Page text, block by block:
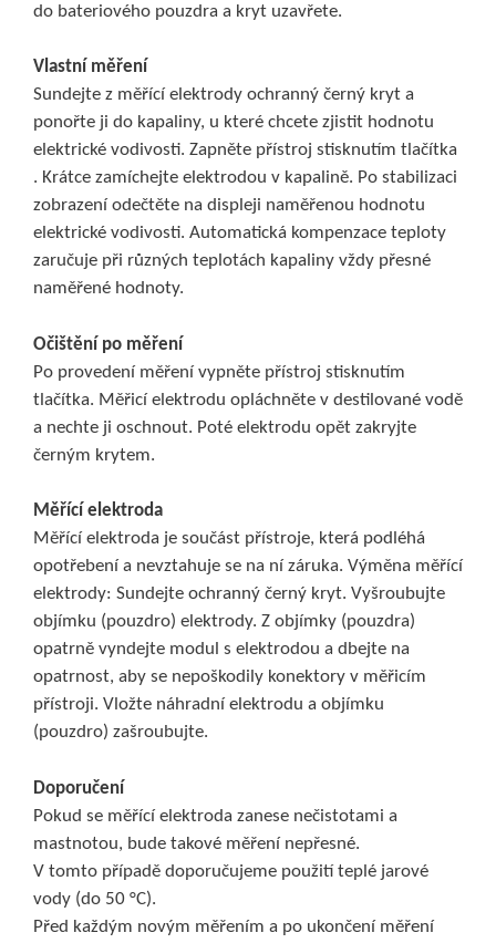
do bateriového pouzdra a kryt uzavřete.
Vlastní měření
Sundejte z měřící elektrody ochranný černý kryt a
ponořte ji do kapaliny, u které chcete zjistit hodnotu
elektrické vodivosti. Zapněte přístroj stisknutím tlačítka
. Krátce zamíchejte elektrodou v kapalině. Po stabilizaci
zobrazení odečtěte na displeji naměřenou hodnotu
elektrické vodivosti. Automatická kompenzace teploty
zaručuje při různých teplotách kapaliny vždy přesné
naměřené hodnoty.
Očištění po měření
Po provedení měření vypněte přístroj stisknutím
tlačítka. Měřicí elektrodu opláchněte v destilované vodě
a nechte ji oschnout. Poté elektrodu opět zakryjte
černým krytem.
Měřící elektroda
Měřící elektroda je součást přístroje, která podléhá
opotřebení a nevztahuje se na ní záruka. Výměna měřící
elektrody: Sundejte ochranný černý kryt. Vyšroubujte
objímku (pouzdro) elektrody. Z objímky (pouzdra)
opatrně vyndejte modul s elektrodou a dbejte na
opatrnost, aby se nepoškodily konektory v měřicím
přístroji. Vložte náhradní elektrodu a objímku
(pouzdro) zašroubujte.
Doporučení
Pokud se měřící elektroda zanese nečistotami a
mastnotou, bude takové měření nepřesné.
V tomto případě doporučujeme použití teplé jarové
vody (do 50 °C).
Před každým novým měřením a po ukončení měření